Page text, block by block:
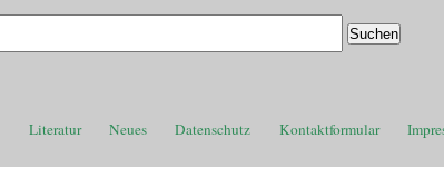
Literatur Neues Datenschutz Kontaktformular